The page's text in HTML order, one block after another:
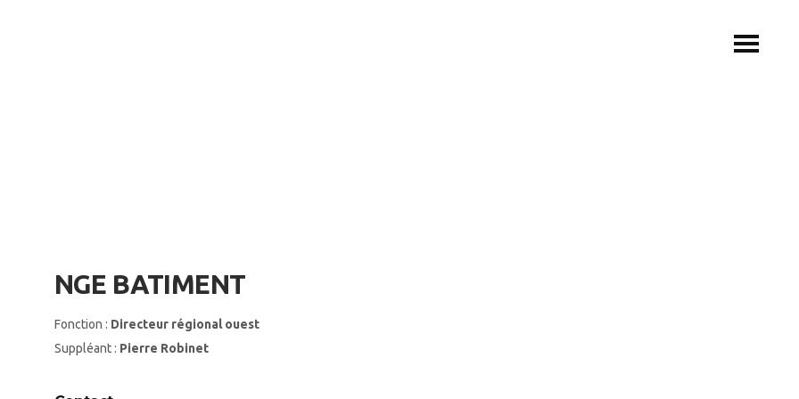
NGE BATIMENT
Fonction : Directeur régional ouest
Suppléant : Pierre Robinet